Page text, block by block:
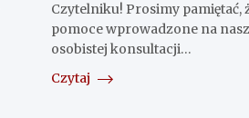
Czytelniku! Prosimy pamiętać,
pomoce wprowadzone na
osobistej konsultacji…
Czytaj